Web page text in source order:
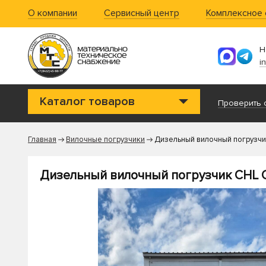
О компании Сервисный центр Комплексное
Каталог товаров Проверить
Главная Вилочные погрузчики Дизельный вилочный
Дизельный вилочный погрузчик CHL